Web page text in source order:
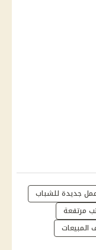
جديدة للشباب
مرتفعة
المبيعات